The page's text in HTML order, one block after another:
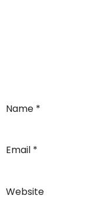
Name *
Email *
Website